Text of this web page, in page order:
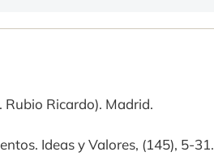
Rubio Ricardo). Madrid.
Ideas y Valores, (145), 5-31.